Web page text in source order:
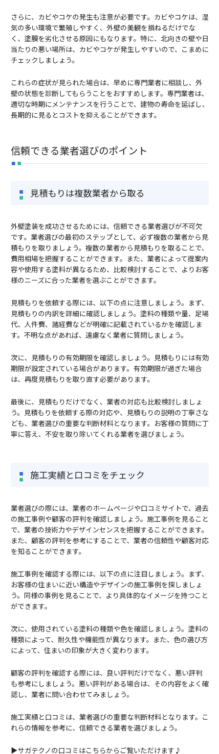
さらに、カビやコケの発生も注意が必要です。カビやコケは、湿
気の多い環境で繁殖しやすく、外壁の美観を損ねるだけでな
く、塗膜を劣化させる原因にもなります。特に、北向きの壁や日
当たりの悪い場所は、カビやコケが発生しやすいので、こまめに
チェックしましょう。
これらの症状が見られた場合は、早めに専門業者に相談し、外
壁の状態を診断してもらうことをおすすめします。専門業者は、
適切な時期にメンテナンスを行うことで、建物の寿命を延ばし、
長期的に見るとコストを抑えることができます。
信頼できる業者選びのポイント
見積もりは複数業者から取る
外壁塗装を成功させるためには、信頼できる業者選びが不可欠
です。業者選びの最初のステップとして、必ず複数の業者から見
積もりを取りましょう。複数の業者から見積もりを取ることで、
費用相場を把握することができます。また、業者によって提案内
容や使用する塗料が異なるため、比較検討することで、よりお客
様のニーズに合った業者を選ぶことができます。
見積もりを依頼する際には、以下の点に注意しましょう。まず、
見積もりの内訳を詳細に確認しましょう。塗料の種類や量、足場
代、人件費、諸経費などが明確に記載されているかを確認しま
す。不明な点があれば、遠慮なく業者に質問しましょう。
次に、見積もりの有効期限を確認しましょう。見積もりには有効
期限が設定されている場合があります。有効期限が過ぎた場合
は、再度見積もりを取り直す必要があります。
最後に、見積もりだけでなく、業者の対応も比較検討しましょ
う。見積もりを依頼する際の対応や、見積もりの説明の丁寧さな
ども、業者選びの重要な判断材料となります。お客様の質問に丁
寧に答え、不安を取り除いてくれる業者を選びましょう。
施工実績と口コミをチェック
業者選びの際には、業者のホームページや口コミサイトで、過去
の施工事例や顧客の評判を確認しましょう。施工事例を見ること
で、業者の技術力やデザインセンスを把握することができます。
また、顧客の評判を参考にすることで、業者の信頼性や顧客対応
を知ることができます。
施工事例を確認する際には、以下の点に注目しましょう。まず、
お客様の住まいに近い構造やデザインの施工事例を探しましょ
う。同様の事例を見ることで、より具体的なイメージを持つこと
ができます。
次に、使用されている塗料の種類や色を確認しましょう。塗料の
種類によって、耐久性や機能性が異なります。また、色の選び方
によって、住まいの印象が大きく変わります。
顧客の評判を確認する際には、良い評判だけでなく、悪い評判
も参考にしましょう。悪い評判がある場合は、その内容をよく確
認し、業者に問い合わせてみましょう。
施工実績と口コミは、業者選びの重要な判断材料となります。こ
れらの情報を参考に、信頼できる業者を選びましょう。
▶サガテクノの口コミはこちらからご覧いただけます♪